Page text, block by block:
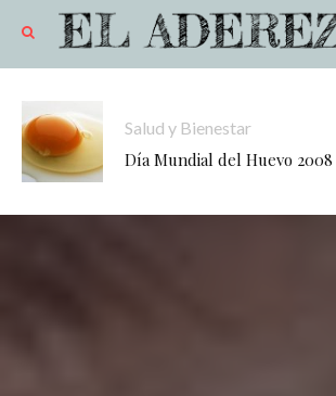
Salud y Bienestar
Día Mundial del Huevo 2008